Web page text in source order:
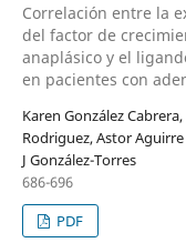
Correlación entre la
del factor de
anaplásico y el
en pacientes con
Karen González
Rodriguez, Astor
J González-Torres
686-696
PDF